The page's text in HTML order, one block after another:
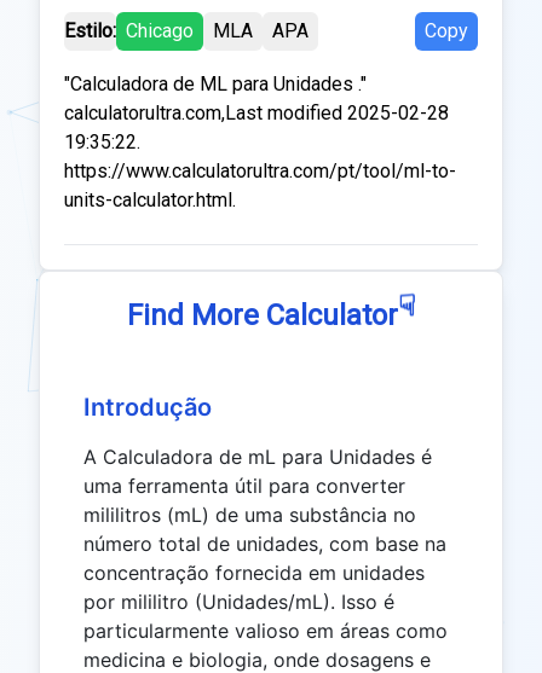
Estilo: Chicago MLA APA Copy
"Calculadora de ML para Unidades ."
calculatorultra.com,Last modified 2025-02-28
19:35:22.
https://www.calculatorultra.com/pt/tool/ml-to-
units-calculator.html.
Find More Calculator☟
Introdução
A Calculadora de mL para Unidades é
uma ferramenta útil para converter
mililitros (mL) de uma substância no
número total de unidades, com base na
concentração fornecida em unidades
por mililitro (Unidades/mL). Isso é
particularmente valioso em áreas como
medicina e biologia, onde dosagens e